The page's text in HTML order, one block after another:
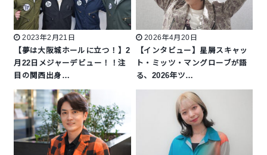
2023年2月21日
【夢は大阪城ホールに立つ！】2
月22日メジャーデビュー！！注
目の関西出身…
2026年4月20日
【インタビュー】星屑スキャッ
ト・ミッツ・マングローブが語
る、2026年ツ…